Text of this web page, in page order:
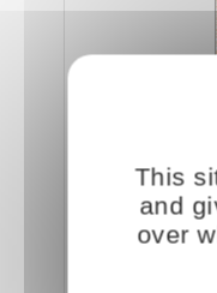
Le jour où
consciemment,
que le Créateur
This
and
over